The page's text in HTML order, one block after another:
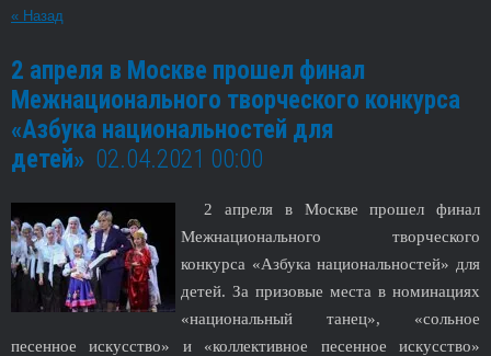
« Назад
2 апреля в Москве прошел финал
Межнационального творческого конкурса
«Азбука национальностей для
детей» 02.04.2021 00:00
2 апреля в Москве прошел финал
Межнационального творческого
конкурса «Азбука национальностей» для
детей. За призовые места в номинациях
«национальный танец», «сольное
песенное искусство» и «коллективное песенное искусство»